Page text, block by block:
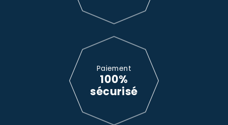
Paiement
100%
sécurisé